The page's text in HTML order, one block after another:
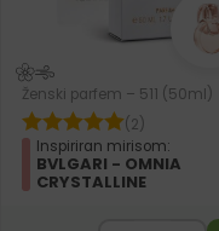
Ženski parfem – 511 (50ml)
(2)
Inspiriran mirisom:
BVLGARI - OMNIA
CRYSTALLINE